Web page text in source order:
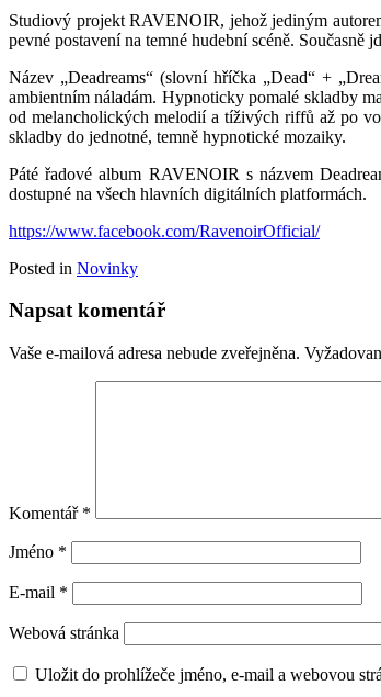
Studiový projekt RAVENOIR, jehož jediným
pevné postavení na temné hudební scéně.
Název „Deadreams“ (slovní hříčka „Dead“ +
ambientním náladám. Hypnoticky pomalé skladby
od melancholických melodií a tíživých riffů až po
skladby do jednotné, temně hypnotické mozaiky.
Páté řadové album RAVENOIR s názvem
dostupné na všech hlavních digitálních platformách.
https://www.facebook.com/RavenoirOfficial/
Posted in Novinky
Napsat komentář
Vaše e-mailová adresa nebude zveřejněna.
Komentář *
Jméno *
E-mail *
Webová stránka
Uložit do prohlížeče jméno, e-mail a webovou